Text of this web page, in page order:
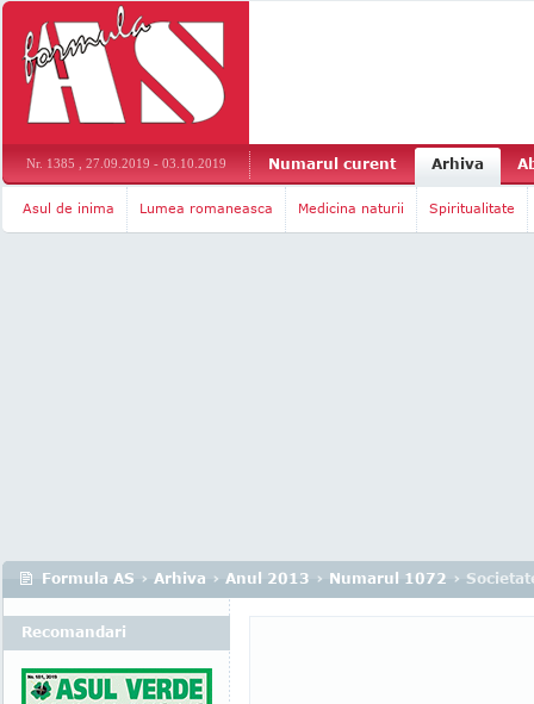
Nr. 1385 , 27.09.2019 - 03.10.2019 Numarul curent Arhiva
Asul de inima Lumea romaneasca Medicina naturii Spiritualitate
Formula AS › Arhiva › Anul 2013 › Numarul 1072 ›
Recomandari